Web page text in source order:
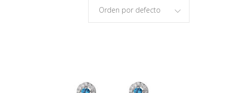
Orden por defecto